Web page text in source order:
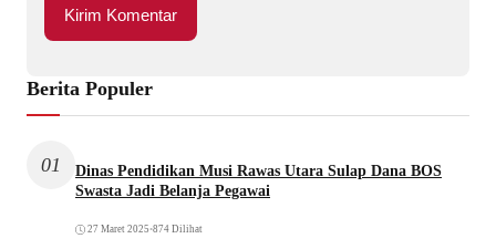
Berita Populer
01
Dinas Pendidikan Musi Rawas Utara Sulap Dana BOS
Swasta Jadi Belanja Pegawai
27 Maret 2025 •874 Dilihat